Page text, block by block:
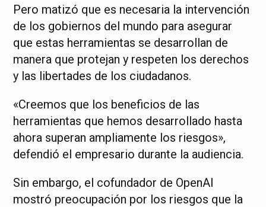
Pero matizó que es necesaria la intervención
de los gobiernos del mundo para asegurar
que estas herramientas se desarrollan de
manera que protejan y respeten los derechos
y las libertades de los ciudadanos.
«Creemos que los beneficios de las
herramientas que hemos desarrollado hasta
ahora superan ampliamente los riesgos»,
defendió el empresario durante la audiencia.
Sin embargo, el cofundador de OpenAI
mostró preocupación por los riesgos que la